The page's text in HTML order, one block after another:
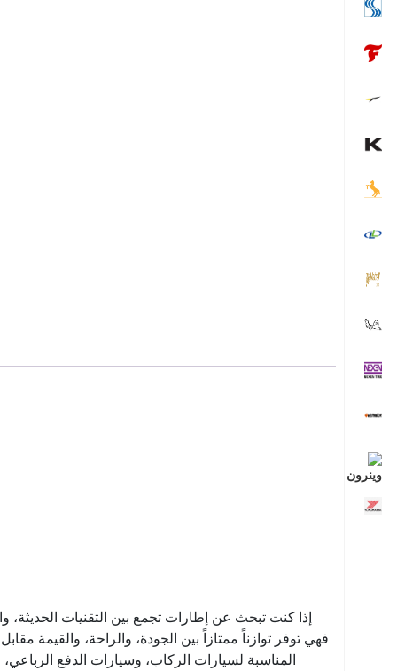
إذا كنت تبحث عن إطارات تجمع بين التقنيات الحديثة،
فهي توفر توازناً ممتازاً بين الجودة، والراحة،
المناسبة لسيارات الركاب، وسيارات الدفع